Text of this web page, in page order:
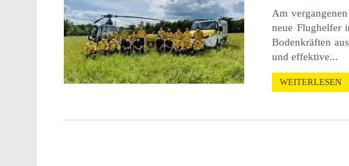
Am
neue Flug­hel­fer
Boden­kräf­ten
und effek­tive...
WEITERLESEN